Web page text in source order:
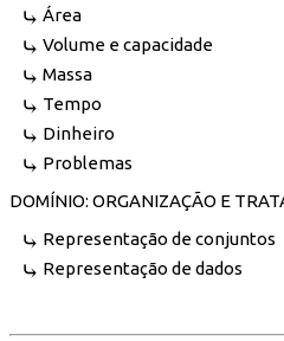
Área
Volume e capacidade
Massa
Tempo
Dinheiro
Problemas
DOMÍNIO: ORGANIZAÇÃO E
Representação de conjuntos
Representação de dados